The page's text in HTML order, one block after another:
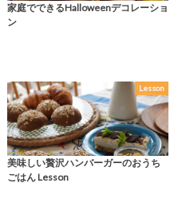
家庭でできるHalloweenデコレーショ
ン
Lesson
美味しい贅沢ハンバーガーのおうち
ごはん Lesson